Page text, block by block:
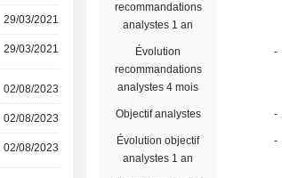
29/03/2021
29/03/2021
02/08/2023
02/08/2023
02/08/2023
recommandations
analystes 1 an
Évolution
recommandations
analystes 4 mois
-
Objectif analystes -
Évolution objectif
analystes 1 an
-